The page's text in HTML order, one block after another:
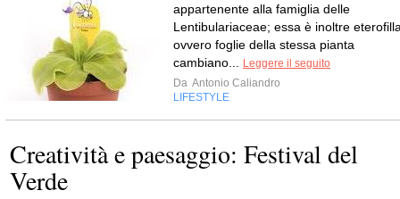
appartenente alla famiglia delle
Lentibulariaceae; essa è inoltre
ovvero foglie della stessa pianta
cambiano...
Leggere il seguito
Da Antonio Caliandro
LIFESTYLE
Creatività e paesaggio: Festival del
Verde